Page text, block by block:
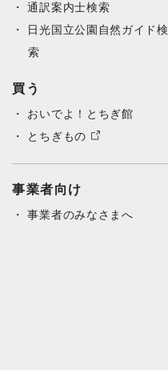
通訳案内士検索
日光国立公園自然ガイド検
索
買う
おいでよ！とちぎ館
とちぎもの
事業者向け
事業者のみなさまへ